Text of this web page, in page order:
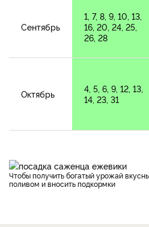
Сентябрь
1, 7, 8, 9, 10, 13,
16, 20, 24, 25,
26, 28
Октябрь
4, 5, 6, 9, 12, 13,
14, 23, 31
Чтобы получить богатый урожай вкусных ягод, нужно следить за
поливом и вносить подкормки